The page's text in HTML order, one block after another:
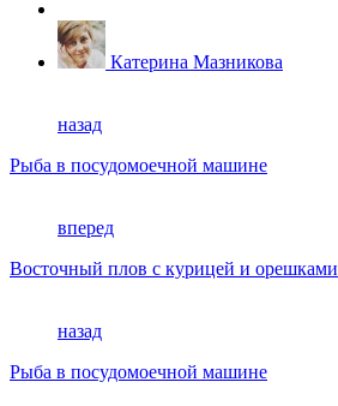
Катерина Мазникова
назад
Рыба в посудомоечной машине
вперед
Восточный плов с курицей и орешками
назад
Рыба в посудомоечной машине